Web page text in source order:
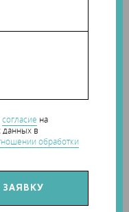
согласие на
данных в
обработки
успешно применяет
метод